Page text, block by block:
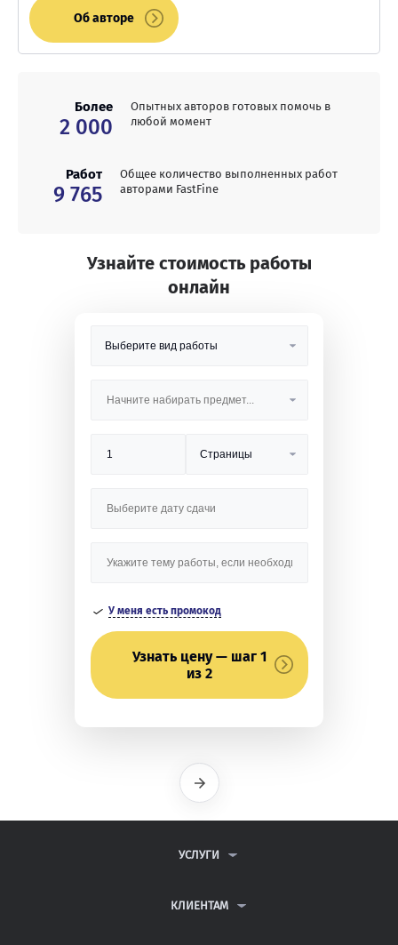
Об авторе
Более
2 000
Опытных авторов готовых помочь в
любой момент
Работ
9 765
Общее количество выполненных работ
авторами FastFine
Узнайте стоимость работы
онлайн
У меня есть промокод
Узнать цену — шаг 1
из 2
Вперед
УСЛУГИ
ДИПЛОМНЫЕ РАБОТЫ
КЛИЕНТАМ